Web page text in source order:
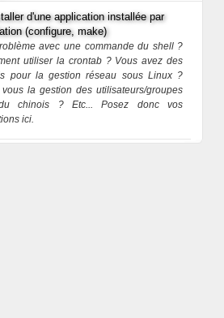
d'une application installée par
(configure, make)
avec une commande du shell ?
utiliser la crontab ? Vous avez des
pour la gestion réseau sous Linux ?
la gestion des utilisateurs/groupes
chinois ? Etc... Posez donc vos
ici.